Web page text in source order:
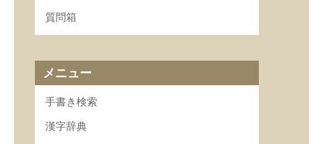
質問箱
メニュー
手書き検索
漢字辞典